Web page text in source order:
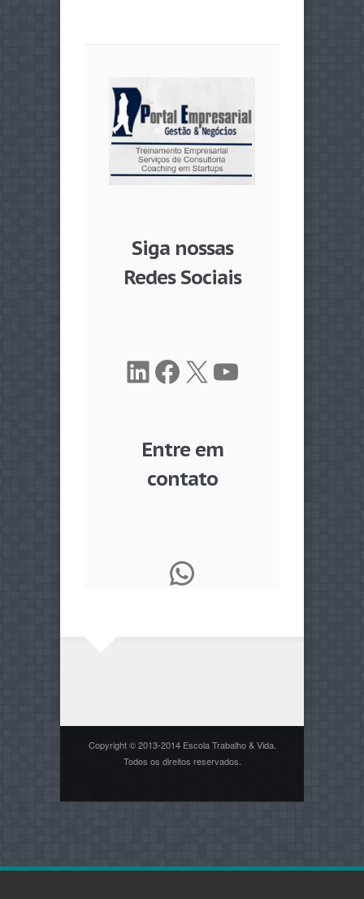
Siga nossas
Redes Sociais
LinkedIn
Facebook
X Youtube
Entre em
contato
WhatsApp
Copyright © 2013-2014 Escola Trabalho & Vida.
Todos os direitos reservados.